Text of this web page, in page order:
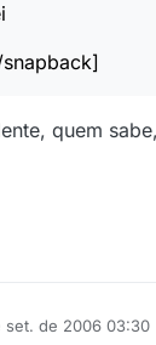
quem
set. de 2006 03:30